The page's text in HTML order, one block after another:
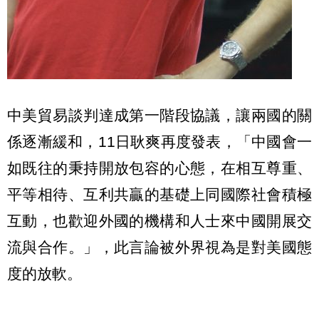
中美貿易談判達成第一階段協議，讓兩國的關
係逐漸緩和，11日耿爽再度發表，「中國會一
如既往的秉持開放包容的心態，在相互尊重、
平等相待、互利共贏的基礎上同國際社會積極
互動，也歡迎外國的機構和人士來中國開展交
流與合作。」，此言論被外界視為是對美國態
度的放軟。